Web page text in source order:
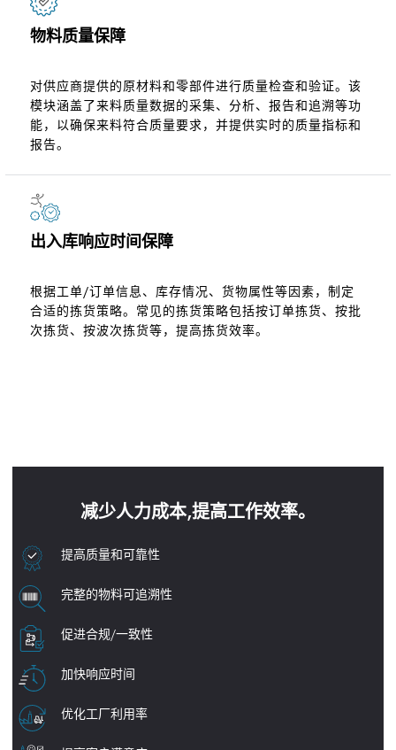
物料质量保障
对供应商提供的原材料和零部件进行质量检查和验证。该
模块涵盖了来料质量数据的采集、分析、报告和追溯等功
能，以确保来料符合质量要求，并提供实时的质量指标和
报告。
出入库响应时间保障
根据工单/订单信息、库存情况、货物属性等因素，制定
合适的拣货策略。常见的拣货策略包括按订单拣货、按批
次拣货、按波次拣货等，提高拣货效率。
减少人力成本,提高工作效率。
提高质量和可靠性
完整的物料可追溯性
促进合规/一致性
加快响应时间
优化工厂利用率